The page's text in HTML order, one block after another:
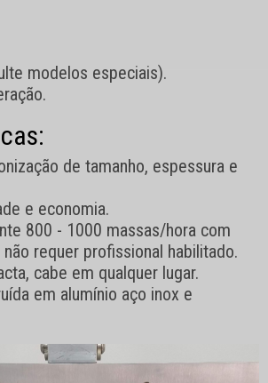
modelos especiais).
de tamanho, espessura e
e economia.
800 - 1000 massas/hora com
requer profissional habilitado.
cabe em qualquer lugar.
em alumínio aço inox e